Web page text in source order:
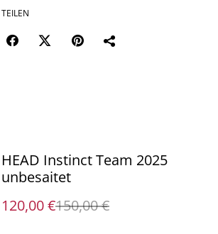
TEILEN
%
HEAD Instinct Team 2025
unbesaitet
120,00 €150,00 €